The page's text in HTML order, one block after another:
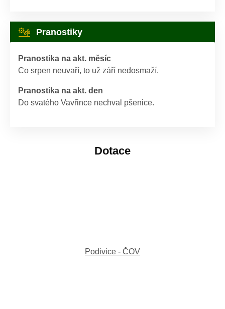
Pranostiky
Pranostika na akt. měsíc
Co srpen neuvaří, to už září nedosmaží.
Pranostika na akt. den
Do svatého Vavřince nechval pšenice.
Dotace
Podivice - ČOV